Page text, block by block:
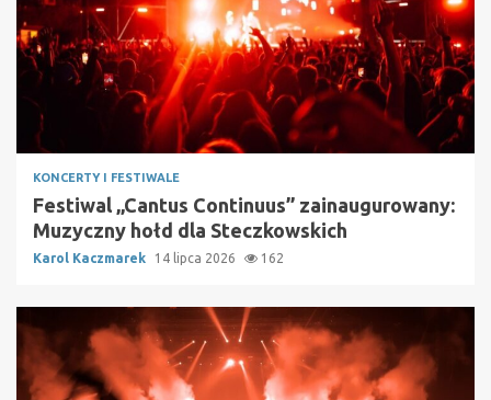
KONCERTY I FESTIWALE
Festiwal „Cantus Continuus” zainaugurowany:
Muzyczny hołd dla Steczkowskich
Karol Kaczmarek 14 lipca 2026 162